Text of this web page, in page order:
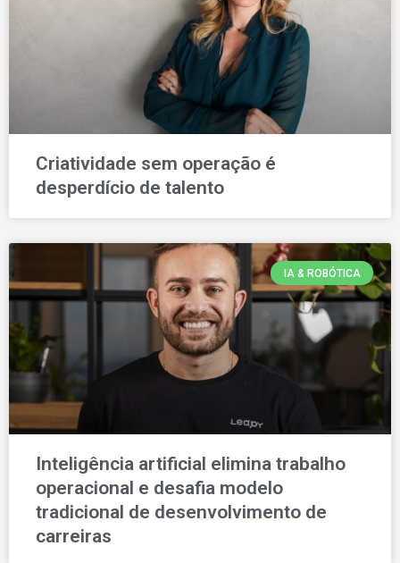
Criatividade sem operação é
desperdício de talento
IA & ROBÓTICA
Inteligência artificial elimina trabalho
operacional e desafia modelo
tradicional de desenvolvimento de
carreiras